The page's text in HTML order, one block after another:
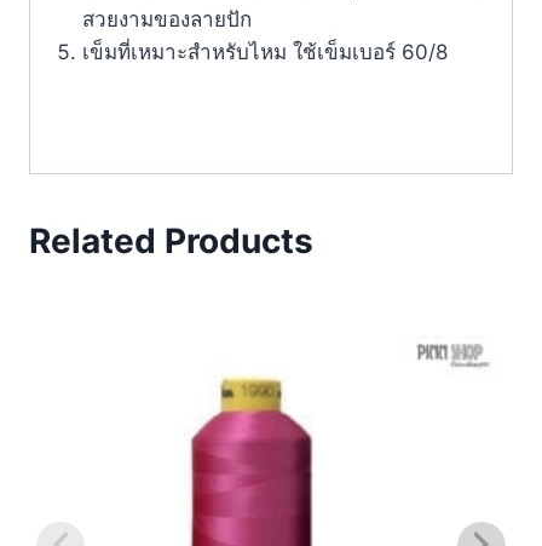
สวยงามของลายปัก
เข็มที่เหมาะสำหรับไหม ใช้เข็มเบอร์ 60/8
Related Products